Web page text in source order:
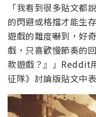
「我看到很多貼文都
的閃避或格擋才能生
遊戲的難度嚇到，好
戲，只喜歡慢節奏的
款遊戲？』」Reddit
征隊》討論版貼文中